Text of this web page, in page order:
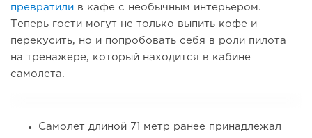
превратили в кафе с необычным интерьером.
Теперь гости могут не только выпить кофе и
перекусить, но и попробовать себя в роли пилота
на тренажере, который находится в кабине
самолета.
Самолет длиной 71 метр ранее принадлежал